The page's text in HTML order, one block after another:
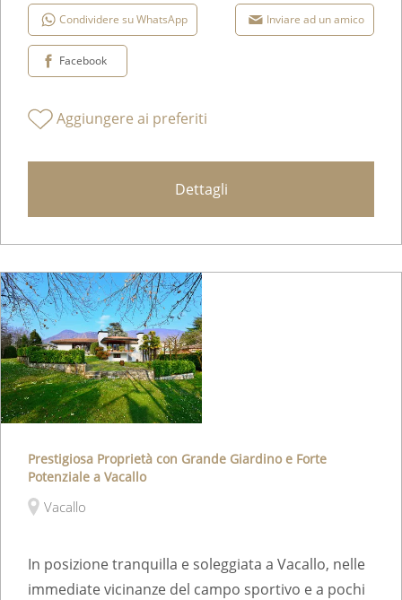
Condividere su WhatsApp Inviare ad un amico
Facebook
Aggiungere ai preferiti
Dettagli
Prestigiosa Proprietà con Grande Giardino e Forte
Potenziale a Vacallo
Vacallo
In posizione tranquilla e soleggiata a Vacallo, nelle
immediate vicinanze del campo sportivo e a pochi